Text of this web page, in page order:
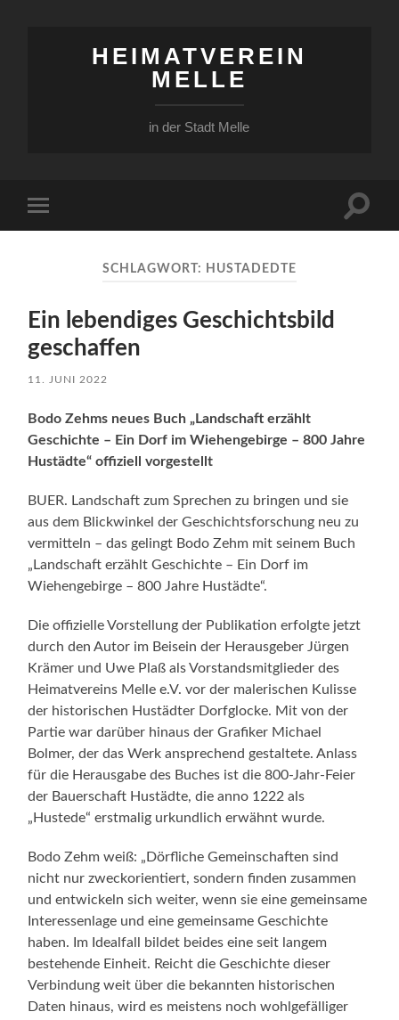
HEIMATVEREIN
MELLE
in der Stadt Melle
Menü
SCHLAGWORT: HUSTADEDTE
Ein lebendiges Geschichtsbild
geschaffen
11. JUNI 2022
Bodo Zehms neues Buch „Landschaft erzählt
Geschichte – Ein Dorf im Wiehengebirge – 800 Jahre
Hustädte“ offiziell vorgestellt
BUER. Landschaft zum Sprechen zu bringen und sie
aus dem Blickwinkel der Geschichtsforschung neu zu
vermitteln – das gelingt Bodo Zehm mit seinem Buch
„Landschaft erzählt Geschichte – Ein Dorf im
Wiehengebirge – 800 Jahre Hustädte“.
Die offizielle Vorstellung der Publikation erfolgte jetzt
durch den Autor im Beisein der Herausgeber Jürgen
Krämer und Uwe Plaß als Vorstandsmitglieder des
Heimatvereins Melle e.V. vor der malerischen Kulisse
der historischen Hustädter Dorfglocke. Mit von der
Partie war darüber hinaus der Grafiker Michael
Bolmer, der das Werk ansprechend gestaltete. Anlass
für die Herausgabe des Buches ist die 800-Jahr-Feier
der Bauerschaft Hustädte, die anno 1222 als
„Hustede“ erstmalig urkundlich erwähnt wurde.
Bodo Zehm weiß: „Dörfliche Gemeinschaften sind
nicht nur zweckorientiert, sondern finden zusammen
und entwickeln sich weiter, wenn sie eine gemeinsame
Interessenlage und eine gemeinsame Geschichte
haben. Im Idealfall bildet beides eine seit langem
bestehende Einheit. Reicht die Geschichte dieser
Verbindung weit über die bekannten historischen
Daten hinaus, wird es meistens noch wohlgefälliger